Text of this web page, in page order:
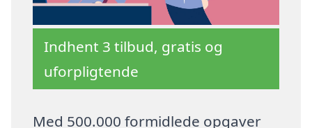
Indhent 3 tilbud, gratis og
uforpligtende
Med 500.000 formidlede opgaver